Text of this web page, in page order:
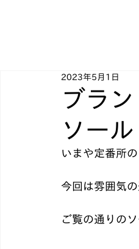
ブラ
ソール
2023年5月1日
いまや定番所
今回は雰囲気
ご覧の通りの